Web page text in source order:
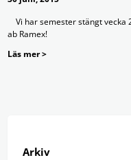
Vi har semester stängt vecka
ab Ramex!
Läs mer >
Arkiv